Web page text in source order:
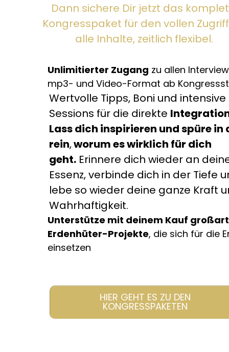
Dann sichere Dir jetzt das
Kongresspaket für den vollen
alle Inhalte, zeitlich flexibel.
Unlimitierter Zugang zu allen
mp3- und Video-Format ab
Wertvolle Tipps, Boni und intensive
Sessions für die direkte
Lass dich inspirieren und spüre in
rein,worum es wirklich für dich
geht. Erinnere dich wieder an
Essenz, verbinde dich in der Tiefe
lebe so wieder deine ganze Kraft
Wahrhaftigkeit.
Unterstütze mit deinem Kauf
Erdenhüter-Projekte, die sich für die
einsetzen
HIER GEHT ES ZU DEN
KONGRESSPAKETEN